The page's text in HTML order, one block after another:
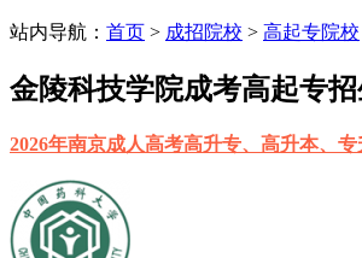
站内导航： 首页 > 成招院校 > 高起专院校
金陵科技学院成考高起专
2026年南京成人高考高升专、高升本、